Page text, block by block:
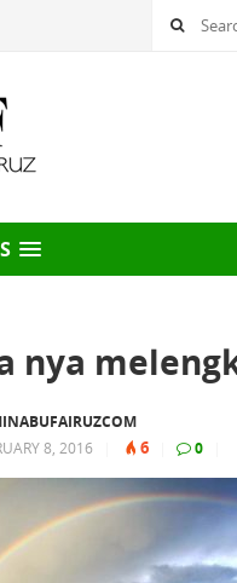
nya
8, 2016
6 0